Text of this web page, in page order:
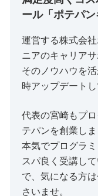
ール「ポテパン
運営する株式会
ニアのキャリア
そのノウハウを
時アップデートし
代表の宮崎もプ
テパンを創業しま
本気でプログラ
スパ良く受講し
で、気になる方
さいませ。